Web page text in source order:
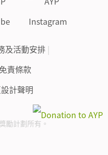
及活動安排 |
責條款
計聲明
勵計劃所有。